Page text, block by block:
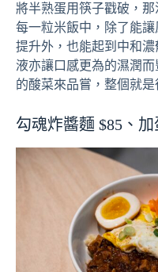
將半熟蛋用筷子戳破，
每一粒米飯中，除了能
提升外，也能起到中和
液亦讓口感更為的濕潤
的酸菜來品嘗，整個就
勾魂炸醬麵 $85、加